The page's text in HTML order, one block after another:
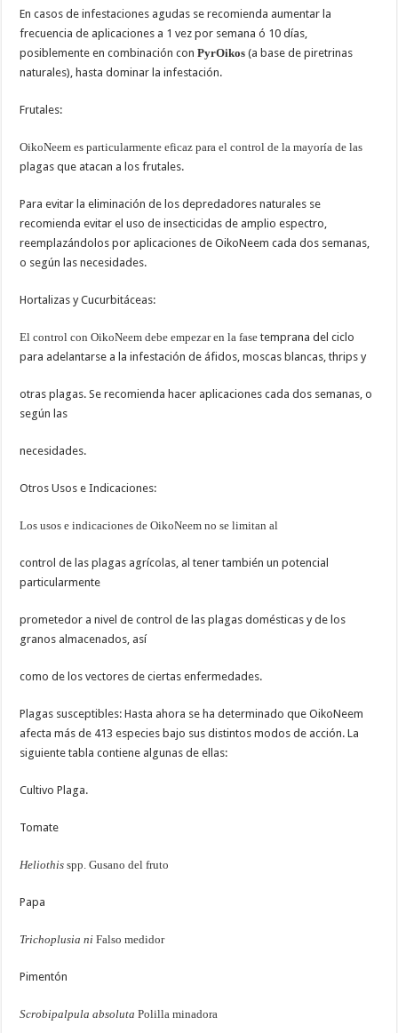
En casos de infestaciones agudas se recomienda aumentar la
frecuencia de aplicaciones a 1 vez por semana ó 10 días,
posiblemente en combinación conPyrOikos(a base de piretrinas
naturales), hasta dominar la infestación.
Frutales:
OikoNeem es particularmente eficaz para el control de la mayoría de las
plagas que atacan a los frutales.
Para evitar la eliminación de los depredadores naturales se
recomienda evitar el uso de insecticidas de amplio espectro,
reemplazándolos por aplicaciones de OikoNeem cada dos semanas,
o según las necesidades.
Hortalizas y Cucurbitáceas:
El control con OikoNeem debe empezar en la fasetemprana del ciclo
para adelantarse a la infestación de áfidos, moscas blancas, thrips y
otras plagas. Se recomienda hacer aplicaciones cada dos semanas, o
según las
necesidades.
Otros Usos e Indicaciones:
Los usos e indicaciones de OikoNeem no se limitan al
control de las plagas agrícolas, al tener también un potencial
particularmente
prometedor a nivel de control de las plagas domésticas y de los
granos almacenados, así
como de los vectores de ciertas enfermedades.
Plagas susceptibles: Hasta ahora se ha determinado que OikoNeem
afecta más de 413 especies bajo sus distintos modos de acción. La
siguiente tabla contiene algunas de ellas:
Cultivo Plaga.
Tomate
Heliothisspp. Gusano del fruto
Papa
Trichoplusia niFalso medidor
Pimentón
Scrobipalpula absolutaPolilla minadora